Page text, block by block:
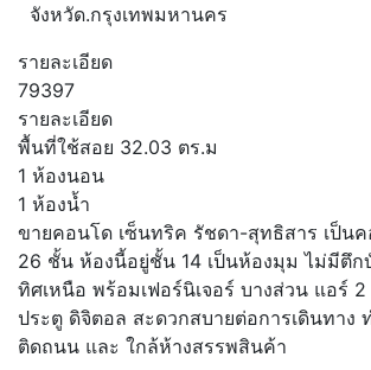
จังหวัด.กรุงเทพมหานคร
รายละเอียด
79397
รายละเอียด
พื้นที่ใช้สอย 32.03 ตร.ม
1 ห้องนอน
1 ห้องน้ำ
ขายคอนโด เซ็นทริค รัชดา-สุทธิสาร เป็น
26 ชั้น ห้องนี้อยู่ชั้น 14 เป็นห้องมุม ไม่มีตึก
ทิศเหนือ พร้อมเฟอร์นิเจอร์ บางส่วน แอร์
ประตู ดิจิตอล สะดวกสบายต่อการเดินทาง
ติดถนน และ ใกล้ห้างสรรพสินค้า